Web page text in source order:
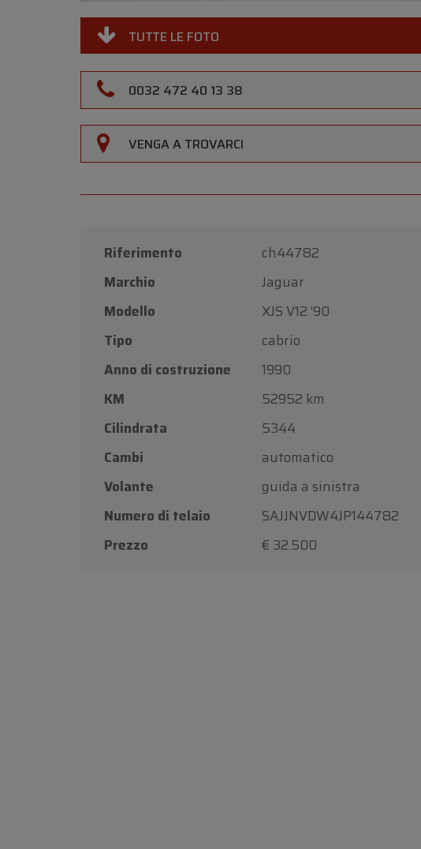
TUTTE LE FOTO
0032 472 40 13 38
VENGA A TROVARCI
Riferimento
ch44782
Marchio
Jaguar
Modello
XJS V12 '90
Tipo
cabrio
Anno di costruzione
1990
KM
52952 km
Cilindrata
5344
Cambi
automatico
Volante
guida a sinistra
Numero di telaio
SAJJNVDW4JP144782
Prezzo
€ 32.500